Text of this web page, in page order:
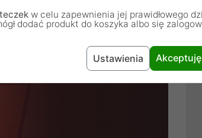
HDR. Pozłacane złącza i
skutecznie chronią przed
w celu zapewnienia jej prawidłowego
dodać produkt do koszyka albo się
Ustawienia